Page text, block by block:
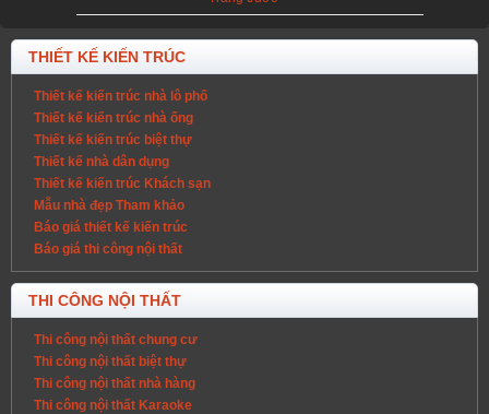
THIẾT KẾ KIẾN TRÚC
Thiết kế kiến trúc nhà lô phố
Thiết kế kiến trúc nhà ống
Thiết kế kiến trúc biệt thự
Thiết kế nhà dân dụng
Thiết kế kiến trúc Khách sạn
Mẫu nhà đẹp Tham khảo
Báo giá thiết kế kiến trúc
Báo giá thi công nội thất
THI CÔNG NỘI THẤT
Thi công nội thất chung cư
Thi công nội thất biệt thự
Thi công nội thất nhà hàng
Thi công nội thất Karaoke